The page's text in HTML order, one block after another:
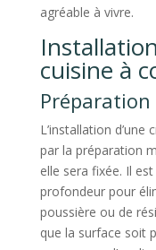
agréable à vivre.
cuisine à
L’installation
par la préparation
elle sera fixée. Il
profondeur pour
poussière ou de
que la surface soit